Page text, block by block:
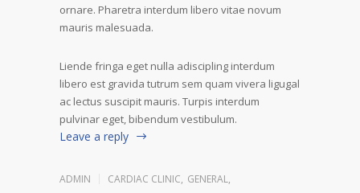
ornare. Pharetra interdum libero vitae novum
mauris malesuada.
Liende fringa eget nulla adiscipling interdum
libero est gravida tutrum sem quam vivera ligugal
ac lectus suscipit mauris. Turpis interdum
pulvinar eget, bibendum vestibulum.
Leave a reply
ADMIN CARDIAC CLINIC, GENERAL,